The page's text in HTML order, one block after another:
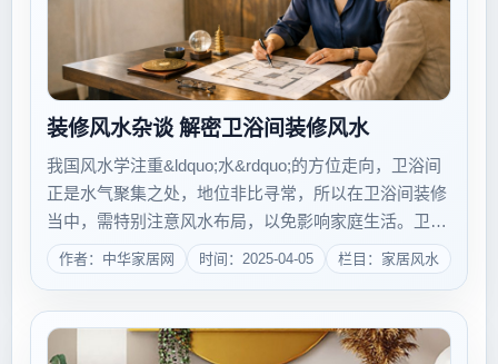
装修风水杂谈 解密卫浴间装修风水
我国风水学注重&ldquo;水&rdquo;的方位走向，卫浴间
正是水气聚集之处，地位非比寻常，所以在卫浴间装修
当中，需特别注意风水布局，以免影响家庭生活。卫浴
间不宜开在西南或东北方卫浴间重在来水和去水，水气
甚重，倘若开在西南或东北两个气当旺的方位，会有
作者：中华家居网 时间：2025-04-05 栏目：家居风水